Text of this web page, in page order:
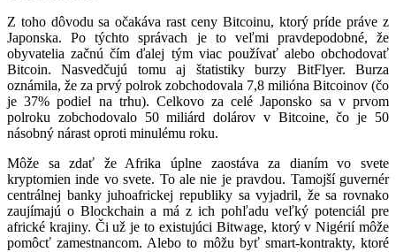
Z toho dôvodu sa očakáva rast ceny Bitcoinu, ktorý príde práve z
Japonska. Po týchto správach je to veľmi pravdepodobné, že
obyvatelia začnú čím ďalej tým viac používať alebo obchodovať
Bitcoin. Nasvedčujú tomu aj štatistiky burzy BitFlyer. Burza
oznámila, že za prvý polrok zobchodovala 7,8 milióna Bitcoinov (čo
je 37% podiel na trhu). Celkovo za celé Japonsko sa v prvom
polroku zobchodovalo 50 miliárd dolárov v Bitcoine, čo je 50
násobný nárast oproti minulému roku.
Môže sa zdať že Afrika úplne zaostáva za dianím vo svete
kryptomien inde vo svete. To ale nie je pravdou. Tamojší guvernér
centrálnej banky juhoafrickej republiky sa vyjadril, že sa rovnako
zaujímajú o Blockchain a má z ich pohľadu veľký potenciál pre
africké krajiny. Či už je to existujúci Bitwage, ktorý v Nigérií môže
pomôcť zamestnancom. Alebo to môžu byť smart-kontrakty, ktoré